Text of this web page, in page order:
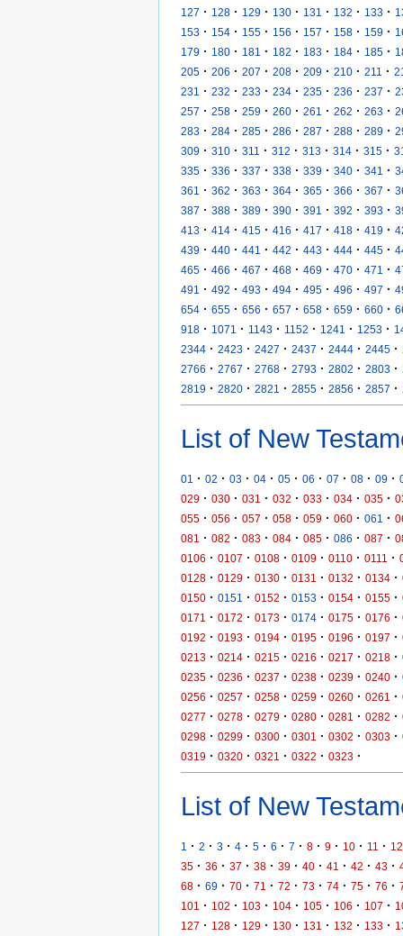
127 · 128 · 129 · 130 · 131 · 132 · 133 ·
153 · 154 · 155 · 156 · 157 · 158 · 159 ·
179 · 180 · 181 · 182 · 183 · 184 · 185 ·
205 · 206 · 207 · 208 · 209 · 210 · 211 ·
231
· 232 · 233 · 234 · 235 · 236 · 237 ·
257 · 258 · 259 · 260 · 261 · 262 · 263 ·
283 · 284 · 285 · 286 · 287 · 288 · 289 ·
309 · 310 · 311 · 312 · 313 · 314 · 315 ·
335 · 336 · 337 · 338 · 339 · 340 · 341 ·
361
· 362 · 363 · 364 · 365 · 366 · 367 ·
387 · 388 · 389 · 390 · 391 · 392 · 393 ·
413 · 414 · 415 · 416 · 417 · 418 · 419 ·
439 · 440 · 441 · 442 · 443 · 444 · 445 ·
465 · 466 · 467 · 468 · 469 · 470 · 471 ·
491
· 492 · 493 · 494 · 495 · 496 · 497 ·
654 · 655 · 656 · 657 · 658 · 659 · 660 ·
918 · 1071 · 1143 · 1152 · 1241 · 1253 ·
2344 · 2423 · 2427 · 2437 · 2444 · 2445 ·
2766 · 2767 · 2768 · 2793 · 2802 · 2803 ·
2819 · 2820 · 2821 · 2855 · 2856 · 2857 ·
List of New
01 · 02 · 03 · 04 · 05 · 06 · 07 · 08 · 09 ·
029 · 030 · 031 · 032 · 033 · 034 · 035 ·
055 · 056 · 057 · 058 · 059 · 060 · 061 ·
081
· 082 · 083 · 084 · 085 · 086 · 087 ·
0106 · 0107 · 0108 · 0109 · 0110 · 0111 ·
0128 · 0129 · 0130 · 0131 · 0132 · 0134 ·
0150 · 0151 · 0152 · 0153 · 0154 · 0155 ·
0171
· 0172 · 0173 · 0174 · 0175 · 0176 ·
0192 · 0193 · 0194 · 0195 · 0196 · 0197 ·
0213 · 0214 · 0215 · 0216 · 0217 · 0218 ·
0235 · 0236 · 0237 · 0238 · 0239 · 0240 ·
0256 · 0257 · 0258 · 0259 · 0260 · 0261 ·
0277 · 0278 · 0279 · 0280 · 0281 · 0282 ·
0298 · 0299 · 0300 · 0301 · 0302 · 0303 ·
0319 · 0320 · 0321 · 0322 · 0323 ·
List of New
1 · 2 · 3 · 4 · 5 · 6 · 7 · 8 · 9 · 10 · 11 · 12
35 · 36 · 37 · 38 · 39 · 40 · 41 · 42 · 43 ·
68 · 69 · 70 · 71 · 72 · 73 · 74 · 75 · 76 ·
101
· 102 · 103 · 104 · 105 · 106 · 107 ·
127 · 128 · 129 · 130 · 131 · 132 · 133 ·